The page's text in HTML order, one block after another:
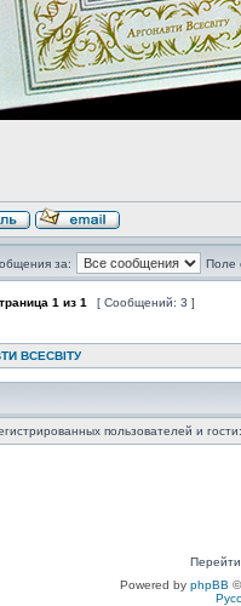
за: Поле
1 из 1 [ Сообщений: 3 ]
ВСЕСВIТУ
пользователей и
Powered by phpBB